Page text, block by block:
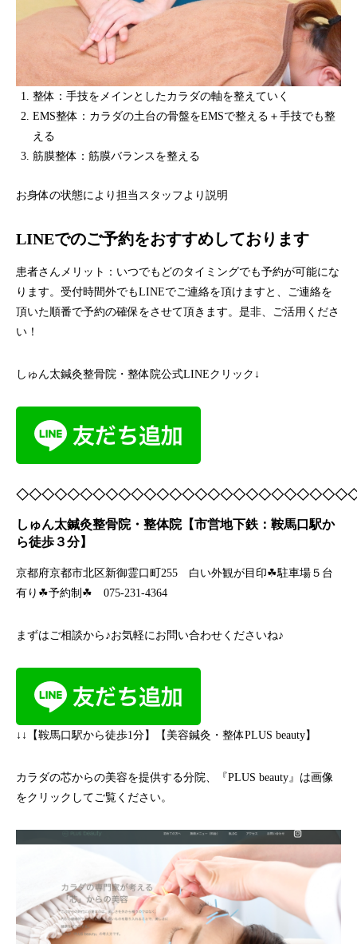
整体：手技をメインとしたカラダの軸を整えていく
EMS整体：カラダの土台の骨盤をEMSで整える＋手技でも整
える
筋膜整体：筋膜バランスを整える
お身体の状態により担当スタッフより説明
LINEでのご予約をおすすめしております
患者さんメリット：いつでもどのタイミングでも予約が可能にな
ります。受付時間外でもLINEでご連絡を頂けますと、ご連絡を
頂いた順番で予約の確保をさせて頂きます。是非、ご活用くださ
い！
しゅん太鍼灸整骨院・整体院公式LINEクリック↓
しゅん太鍼灸整骨院・整体院【市営地下鉄：鞍馬口駅か
ら徒歩３分】
京都府京都市北区新御霊口町255 白い外観が目印☘駐車場５台
有り☘予約制☘ 075-231-4364
まずはご相談から♪お気軽にお問い合わせくださいね♪
↓↓【鞍馬口駅から徒歩1分】【美容鍼灸・整体PLUS beauty】
カラダの芯からの美容を提供する分院、『PLUS beauty』は画像
をクリックしてご覧ください。